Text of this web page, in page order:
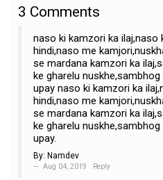
3 Comments
naso ki kamzori ka ilaj,naso
hindi,naso me
se mardana kamzori ka
ke gharelu
upay naso ki kamzori ka
hindi,naso me
se mardana kamzori ka
ke gharelu
upay.
By: Namdev
Aug 04, 2019 Reply